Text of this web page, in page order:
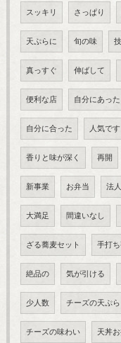
スッキリ さっぱり
天ぷらに 旬の味 技
真っすぐ 伸ばして
便利な店 自分にあった
自分に合った 人気です
香りと味が深く 再開
新事業 お弁当 法
大満足 間違いなし
ざる蕎麦セット 手打
絶品の 気が引ける
少人数 チーズの天ぷら
チーズの味わい 天丼